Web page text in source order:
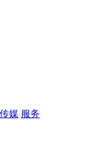
传媒 服务